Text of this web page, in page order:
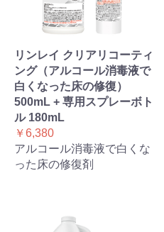
リンレイ クリアリコーティ
ング（アルコール消毒液で
白くなった床の修復）
500mL + 専用スプレーボト
ル 180mL
￥6,380
アルコール消毒液で白くな
った床の修復剤